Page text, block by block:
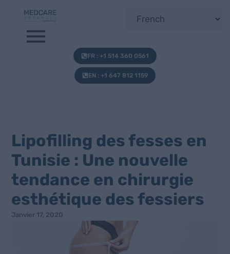
FR : +1 514 360 0561
EN : +1 647 812 1159
Lipofilling des fesses en
Tunisie : Une nouvelle
tendance en chirurgie
esthétique des fessiers
Janvier 17, 2020